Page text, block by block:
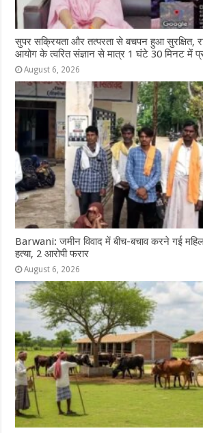
सुपर सक्रियता और तत्परता से बचपन हुआ सुरक्षित,
आयोग के त्वरित संज्ञान से मात्र 1 घंटे 30 मिनट में
August 6, 2026
Barwani: जमीन विवाद में बीच-बचाव करने गई
हत्या, 2 आरोपी फरार
August 6, 2026